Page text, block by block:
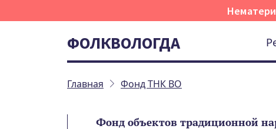
ФОЛКВОЛОГДА
Главная Фонд ТНК ВО
Фонд объектов традиционной